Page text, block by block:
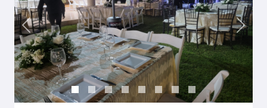
Previous Next